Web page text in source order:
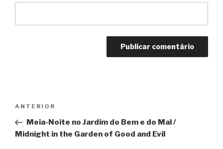
Post
Anterior
ANTERIOR
Meia-Noite no Jardim do Bem e do Mal /
Midnight in the Garden of Good and Evil